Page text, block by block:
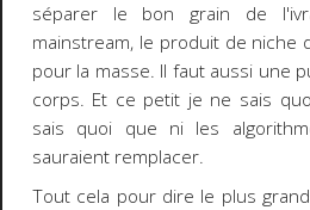
séparer le bon grain de
mainstream, le produit de niche
pour la masse. Il faut aussi une
corps. Et ce petit je ne sais
sais quoi que ni les
sauraient remplacer.
Tout cela pour dire le plus